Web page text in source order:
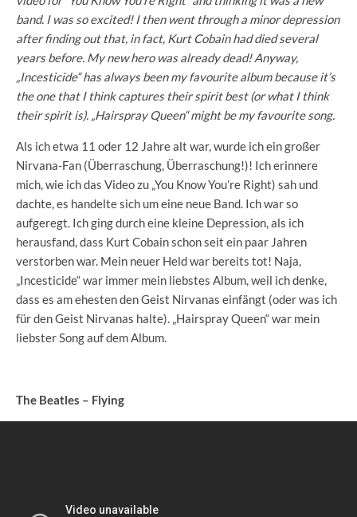
band. I was so excited! I then went through a minor depression
after finding out that, in fact, Kurt Cobain had died several
years before. My new hero was already dead! Anyway,
„Incesticide“ has always been my favourite album because it’s
the one that I think captures their spirit best (or what I think
their spirit is). „Hairspray Queen“ might be my favourite song.
Als ich etwa 11 oder 12 Jahre alt war, wurde ich ein großer
Nirvana-Fan (Überraschung, Überraschung!)! Ich erinnere
mich, wie ich das Video zu „You Know You’re Right) sah und
dachte, es handelte sich um eine neue Band. Ich war so
aufgeregt. Ich ging durch eine kleine Depression, als ich
herausfand, dass Kurt Cobain schon seit ein paar Jahren
verstorben war. Mein neuer Held war bereits tot! Naja,
„Incesticide“ war immer mein liebstes Album, weil ich denke,
dass es am ehesten den Geist Nirvanas einfängt (oder was ich
für den Geist Nirvanas halte). „Hairspray Queen“ war mein
liebster Song auf dem Album.
The Beatles – Flying